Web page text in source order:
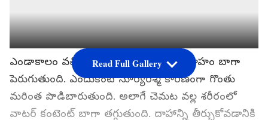
ఎండాకాలం వచ్చిందంటే చాలు ఆకలి తగ్గి దాహం బాగా
పెరుగుతుంది. ఎందుకంటే సూర్యరశ్మి కారణంగా గొంతు
మరింత పొడిబారుతుంది. అలాగే చెమట వల్ల శరీరంలో
వాటర్ కంటెంట్ బాగా తగ్గుతుంది. దాహాన్ని తీర్చుకోవడానికి
Read Full Gallery